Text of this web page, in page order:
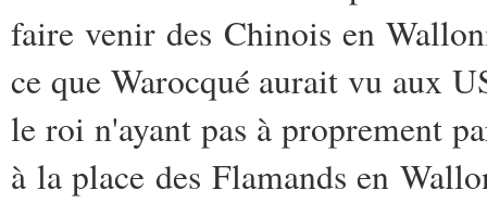
faire venir des Chinois en
ce que Warocqué aurait vu aux
le roi n'ayant pas à proprement
à la place des Flamands en